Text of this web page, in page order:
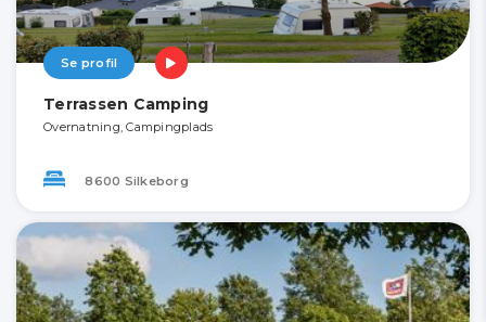
Se profil
Terrassen Camping
Overnatning, Campingplads
8600 Silkeborg